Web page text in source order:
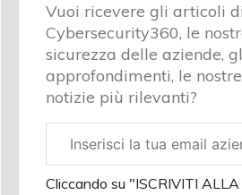
Vuoi ricevere gli articoli di
Cybersecurity360, le
sicurezza delle aziende,
approfondimenti, le
notizie più rilevanti?
aziendale
Cliccando su "ISCRIVITI